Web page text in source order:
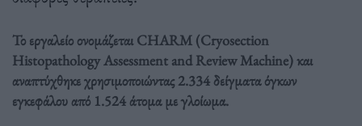
Το εργαλείο ονομάζεται CHARM (Cryosection
Histopathology Assessment and Review Machine) και
αναπτύχθηκε χρησιμοποιώντας 2.334 δείγματα όγκων
εγκεφάλου από 1.524 άτομα με γλοίωμα.